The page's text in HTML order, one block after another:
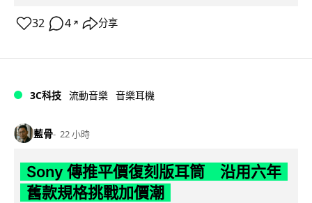
32 4 ↗ 分享
3C科技 流動音樂 音樂耳機
藍骨 22 小時
Sony 傳推平價復刻版耳筒 沿用六年
舊款規格挑戰加價潮